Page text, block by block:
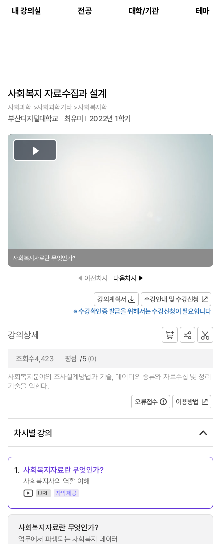
내 강의실 전공 대학/기관 테마
사회복지 자료수집과 설계
사회과학 >사회과학기타 >사회복지학
부산디지털대학교 최유미 2022년 1학기
Play
사회복지자료란 무엇인가?
이전차시 다음차시
강의계획서
수강안내 및 수강신청
※ 수강확인증 발급을 위해서는 수강신청이 필요합니다
강의상세
조회수4,423 평점 /5 (0)
사회복지분야의 조사설계방법과 기술, 데이터의 종류와 자료수집 및 정리
기술을 익힌다.
오류접수
이용방법
차시별 강의
1. 사회복지자료란 무엇인가?
사회복지사의 역할 이해
URL 자막제공
사회복지자료란 무엇인가?
업무에서 파생되는 사회복지 데이터